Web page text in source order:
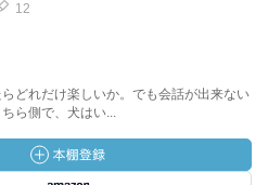
12
どれだけ楽しいか。でも会話が出来ない
ら側で、犬はい...